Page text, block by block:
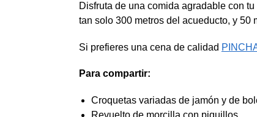
Disfruta de una comida agradable con
tan solo 300 metros del acueducto, y 50
Si prefieres una cena de calidad
Para compartir:
Croquetas variadas de jamón y de
Revuelto de morcilla con piquillos